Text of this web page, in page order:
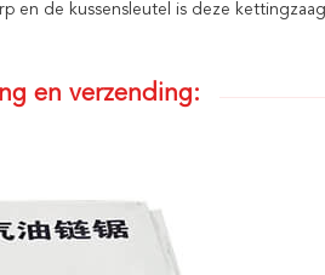
en de kussensleutel is deze
en verzending: